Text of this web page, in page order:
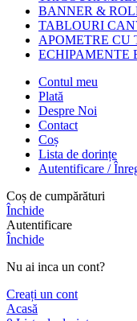
BANNER &
TABLOURI
APOMETRE CU
ECHIPAMENTE
Contul meu
Plată
Despre Noi
Contact
Coș
Lista de dorințe
Autentificare /
Coș de cumpărături
Închide
Autentificare
Închide
Nu ai inca un cont?
Creați un cont
Acasă